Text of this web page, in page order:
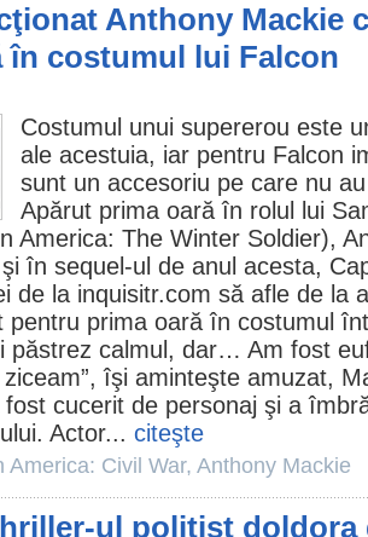
Anthony Mackie
în costumul lui Falcon
Costumul unui supererou este
ale acestuia, iar pentru Falcon
sunt un accesoriu pe care nu
Apărut prima oară în rolul lui
America: The Winter Soldier),
în sequel-ul de anul acesta,
de la inquisitr.com să afle de la
pentru prima oară în costumul
păstrez calmul, dar… Am fost
îşi aminteşte amuzat,
cucerit de personaj şi a
Actor... citeşte
America: Civil War, Anthony Mackie
ul poliţist doldora